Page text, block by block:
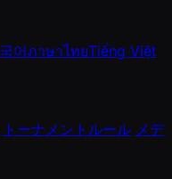
어ภาษาไทยTiếng Việt
トーナメントルール メデ